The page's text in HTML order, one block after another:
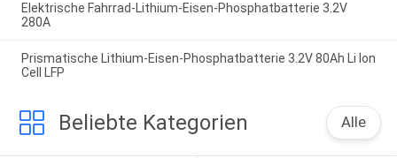
Elektrische Fahrrad-Lithium-Eisen-Phosphatbatterie 3.2V
280A
Prismatische Lithium-Eisen-Phosphatbatterie 3.2V 80Ah Li Ion
Cell LFP
Beliebte Kategorien Alle